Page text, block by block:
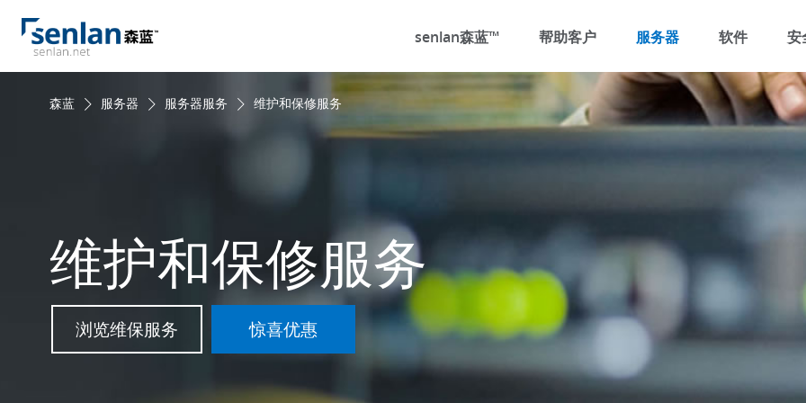
senlan森蓝™ 帮助客户 服务器 软件 安
森蓝 服务器 服务器服务 维护和保修服务
维护和保修服务
浏览维保服务 惊喜优惠